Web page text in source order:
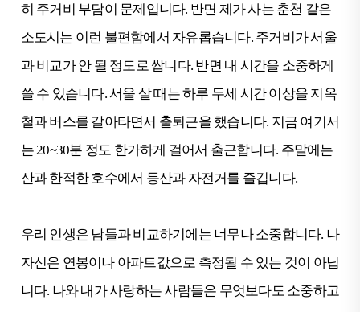
히 주거비 부담이 문제입니다. 반면 제가 사는 춘천 같은
소도시는 이런 불편함에서 자유롭습니다. 주거비가 서울
과 비교가 안 될 정도로 쌉니다. 반면 내 시간을 소중하게
쓸 수 있습니다. 서울 살 때는 하루 두세 시간 이상을 지옥
철과 버스를 갈아타면서 출퇴근을 했습니다. 지금 여기서
는 20~30분 정도 한가하게 걸어서 출근합니다. 주말에는
산과 한적한 호수에서 등산과 자전거를 즐깁니다.
우리 인생은 남들과 비교하기에는 너무나 소중합니다. 나
자신은 연봉이나 아파트값으로 측정될 수 있는 것이 아닙
니다. 나와 내가 사랑하는 사람들은 무엇보다도 소중하고